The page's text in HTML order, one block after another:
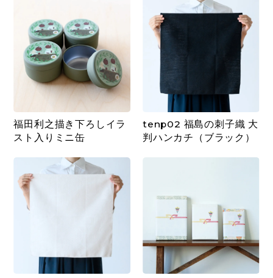
福田利之描き下ろしイラ
スト入りミニ缶
tenp02 福島の刺子織 大
判ハンカチ（ブラック）